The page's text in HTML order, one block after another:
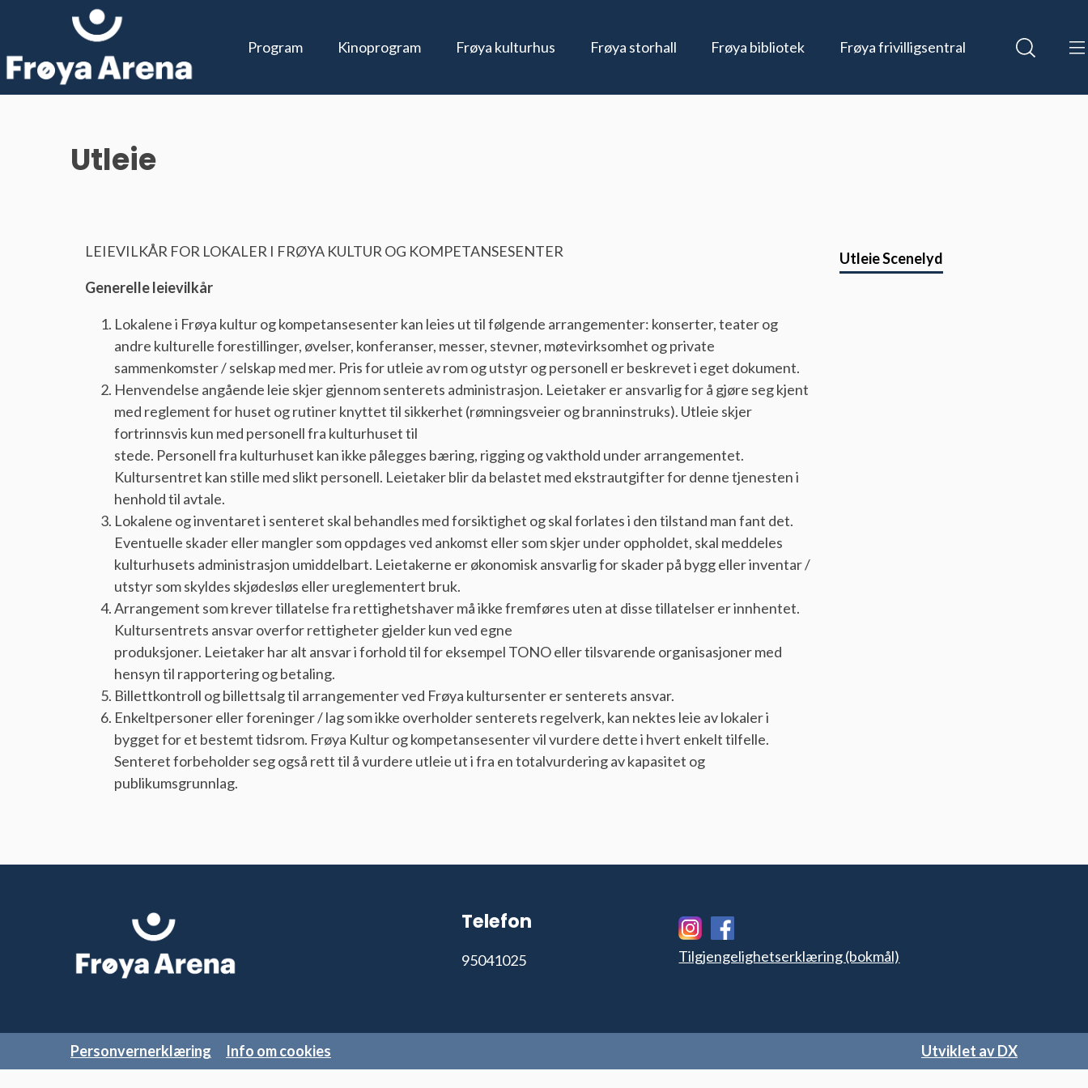
Program Kinoprogram Frøya kulturhus Frøya storhall Frøya bibliotek
Frøya frivilligsentral
Åpningstider
Utleie Gavekort Om kulturhuset Storsalen Frøya Arena
Utleie
LEIEVILKÅR FOR LOKALER I FRØYA KULTUR OG KOMPETANSESENTER
Generelle leievilkår
Lokalene i Frøya kultur og kompetansesenter kan leies ut til følgende arrangementer: konserter, teater og
andre kulturelle forestillinger, øvelser, konferanser, messer, stevner, møtevirksomhet og private
sammenkomster / selskap med mer. Pris for utleie av rom og utstyr og personell er beskrevet i eget dokument.
Henvendelse angående leie skjer gjennom senterets administrasjon. Leietaker er ansvarlig for å gjøre seg kjent
med reglement for huset og rutiner knyttet til sikkerhet (rømningsveier og branninstruks). Utleie skjer
fortrinnsvis kun med personell fra kulturhuset til
stede. Personell fra kulturhuset kan ikke pålegges bæring, rigging og vakthold under arrangementet.
Kultursentret kan stille med slikt personell. Leietaker blir da belastet med ekstrautgifter for denne tjenesten i
henhold til avtale.
Lokalene og inventaret i senteret skal behandles med forsiktighet og skal forlates i den tilstand man fant det.
Eventuelle skader eller mangler som oppdages ved ankomst eller som skjer under oppholdet, skal meddeles
kulturhusets administrasjon umiddelbart. Leietakerne er økonomisk ansvarlig for skader på bygg eller inventar /
utstyr som skyldes skjødesløs eller ureglementert bruk.
Arrangement som krever tillatelse fra rettighetshaver må ikke fremføres uten at disse tillatelser er innhentet.
Kultursentrets ansvar overfor rettigheter gjelder kun ved egne
produksjoner. Leietaker har alt ansvar i forhold til for eksempel TONO eller tilsvarende organisasjoner med
hensyn til rapportering og betaling.
Billettkontroll og billettsalg til arrangementer ved Frøya kultursenter er senterets ansvar.
Enkeltpersoner eller foreninger / lag som ikke overholder senterets regelverk, kan nektes leie av lokaler i
bygget for et bestemt tidsrom. Frøya Kultur og kompetansesenter vil vurdere dette i hvert enkelt tilfelle.
Senteret forbeholder seg også rett til å vurdere utleie ut i fra en totalvurdering av kapasitet og
publikumsgrunnlag.
Utleie Scenelyd
Telefon
95041025 Tilgjengelighetserklæring (bokmål)
Personvernerklæring Info om cookies Utviklet av DX